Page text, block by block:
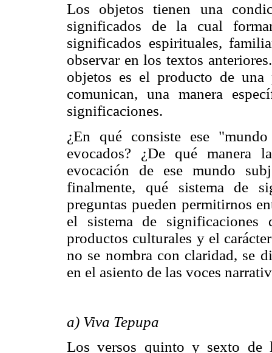
Los objetos tienen una
significados de la cual
significados espirituales,
observar en los textos
objetos es el producto de
comunican, una manera
significaciones.
¿En qué consiste ese
evocados? ¿De qué manera
evocación de ese mundo
finalmente, qué sistema de
preguntas pueden permitirnos
el sistema de significaciones
productos culturales y el
no se nombra con claridad, se
en el asiento de las voces
a) Viva Tepupa
Los versos quinto y sexto de